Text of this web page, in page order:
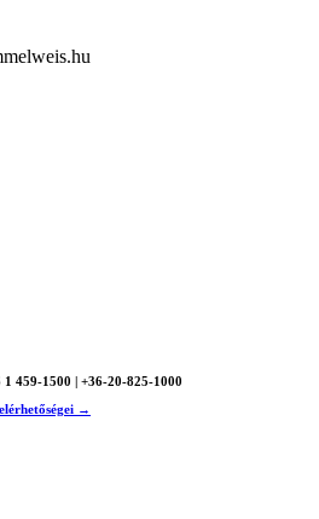
1 459-1500 | +36-20-825-1000
→